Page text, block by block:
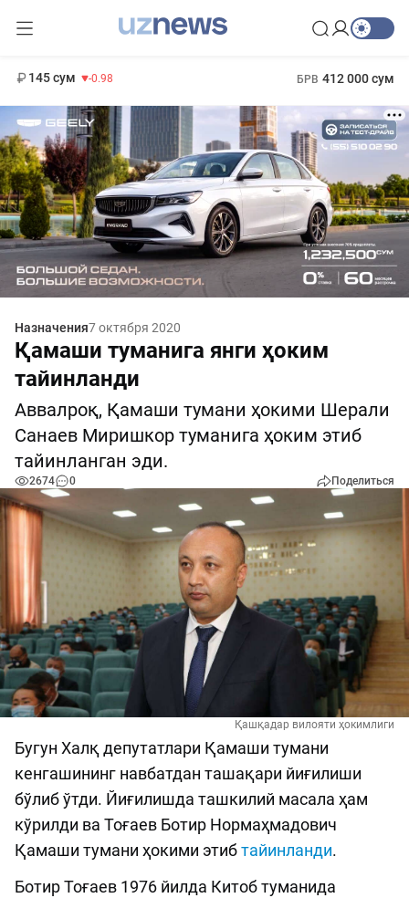
145 сум -0.98 БРВ 412 000 сум
Назначения7 октября 2020
Қамаши туманига янги ҳоким
тайинланди
Аввалроқ, Қамаши тумани ҳокими Шерали
Санаев Миришкор туманига ҳоким этиб
тайинланган эди.
2674 0 Поделиться
Қашқадар вилояти ҳокимлиги
Бугун Халқ депутатлари Қамаши тумани
кенгашининг навбатдан ташақари йиғилиши
бўлиб ўтди. Йиғилишда ташкилий масала ҳам
кўрилди ва Тоғаев Ботир Нормаҳмадович
Қамаши тумани ҳокими этибтайинланди.
Ботир Тоғаев 1976 йилда Китоб туманида